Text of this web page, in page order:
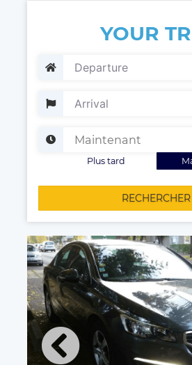
YOUR
Plus tard
RECHERCHER